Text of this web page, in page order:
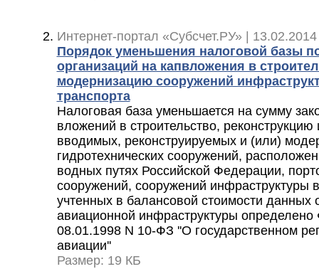
Интернет-портал «Субсчет.РУ» |
Порядок уменьшения налоговой базы
организаций на капвложения в
модернизацию сооружений
транспорта
Налоговая база уменьшается на сумму
вложений в строительство,
вводимых, реконструируемых и (или)
гидротехнических сооружений,
водных путях Российской Федерации,
сооружений, сооружений инфраструктуры
учтенных в балансовой стоимости данных
авиационной инфраструктуры
08.01.1998 N 10-ФЗ ''О государственном
авиации''
Размер: 19 КБ